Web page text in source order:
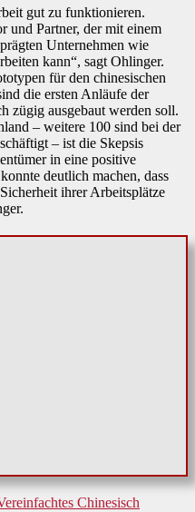
gut zu funktionieren.
und Partner, der mit einem
Unternehmen wie
kann“, sagt Ohlinger.
für den chinesischen
die ersten Anläufe der
zügig ausgebaut werden soll.
– weitere 100 sind bei der
– ist die Skepsis
in eine positive
deutlich machen, dass
ihrer Arbeitsplätze
Chinesisch